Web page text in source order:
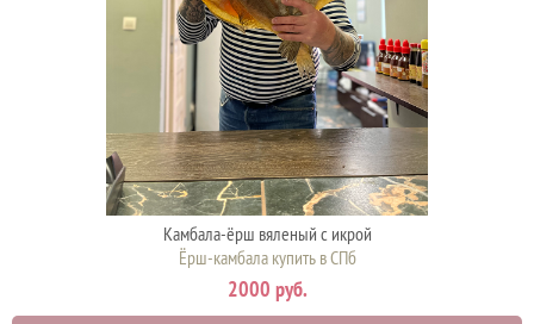
Камбала-ёрш вяленый с икрой
Ёрш-камбала купить в СПб
2000 руб.